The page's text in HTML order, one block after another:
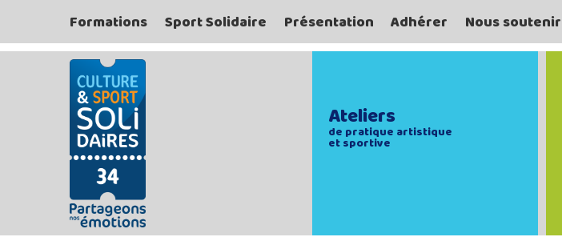
Formations Sport Solidaire Présentation Adhérer Nous soutenir
Ateliers
de pratique artistique
et sportive